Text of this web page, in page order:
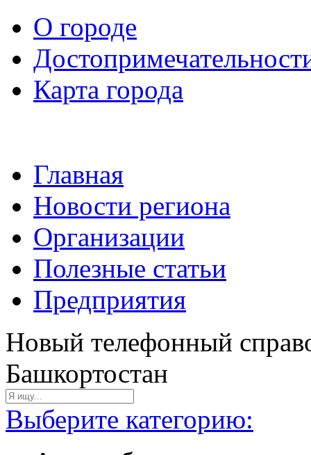
О городе
Карта города
Главная
Новости региона
Организации
Полезные статьи
Предприятия
Новый телефонный
Башкортостан
Выберите категорию: